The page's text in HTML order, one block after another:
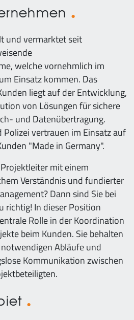
und vermarktet seit
welche vornehmlich im
Einsatz kommen. Das
liegt auf der Entwicklung,
von Lösungen für sichere
und Datenübertragung.
Polizei vertrauen im Einsatz auf
"Made in Germany".
mit einem
Verständnis und fundierter
Dann sind Sie bei
richtig! In dieser Position
Rolle in der Koordination
beim Kunden. Sie behalten
Abläufe und
Kommunikation zwischen